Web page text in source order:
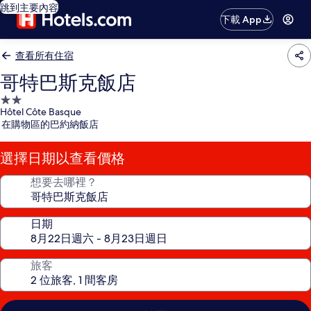
跳到主要內容
下載 App
查看所有住宿
哥特巴斯克飯店
2.0
星
級
住
宿
Hôtel Côte Basque
在購物區的巴約納飯店
選擇日期以查看價格
想要去哪裡？
日期
旅客